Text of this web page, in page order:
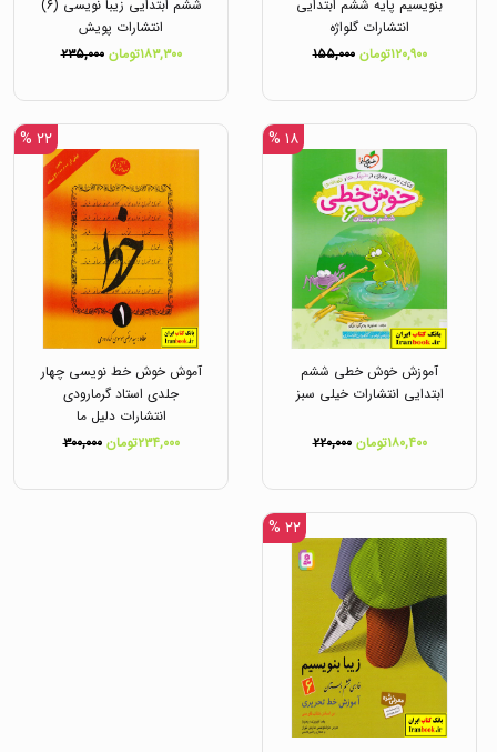
بنویسیم پایه ششم ابتدایی
انتشارات گلواژه
۱۲۰,۹۰۰تومان
۱۵۵,۰۰۰
ششم ابتدایی زیبا نویسی (۶)
انتشارات پویش
۱۸۳,۳۰۰تومان
۲۳۵,۰۰۰
۱۸ %
آموزش خوش خطی ششم
ابتدایی انتشارات خیلی سبز
۱۸۰,۴۰۰تومان ۲۲۰,۰۰۰
۲۲ %
آموش خوش خط نویسی چهار
جلدی استاد گرمارودی
انتشارات دلیل ما
۲۳۴,۰۰۰تومان
۳۰۰,۰۰۰
۲۲ %